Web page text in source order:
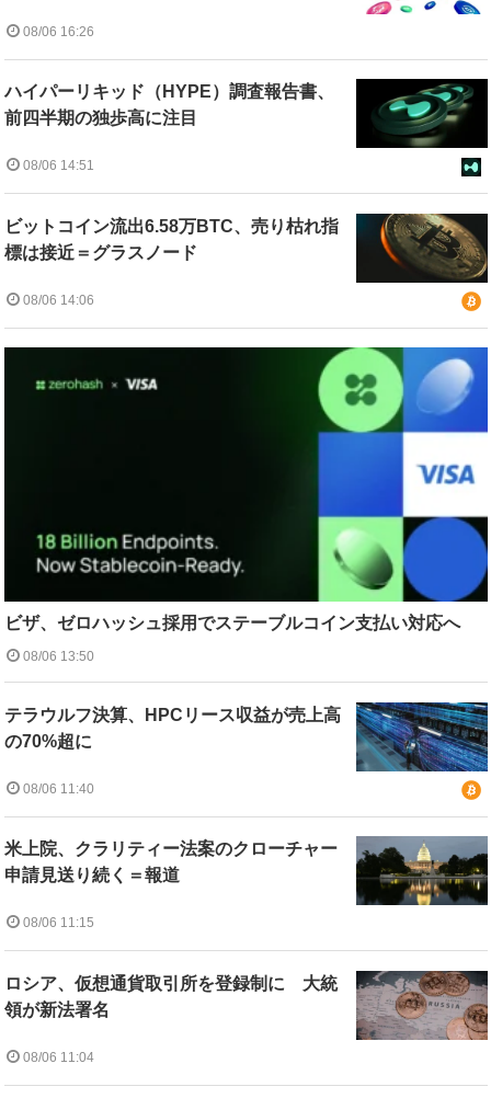
08/06 16:26
ハイパーリキッド（HYPE）調査報告書、
前四半期の独歩高に注目
08/06 14:51
ビットコイン流出6.58万BTC、売り枯れ指
標は接近＝グラスノード
08/06 14:06
ビザ、ゼロハッシュ採用でステーブルコイン支払い対応へ
08/06 13:50
テラウルフ決算、HPCリース収益が売上高
の70%超に
08/06 11:40
米上院、クラリティー法案のクローチャー
申請見送り続く＝報道
08/06 11:15
ロシア、仮想通貨取引所を登録制に 大統
領が新法署名
08/06 11:04